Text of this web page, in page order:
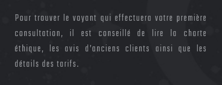
Pour trouver le voyant qui effectuera votre première
consultation, il est conseillé de lire la charte
éthique, les avis d’anciens clients ainsi que les
détails des tarifs.